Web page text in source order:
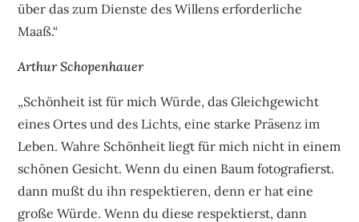
über das zum Dienste des Willens erforderliche
Maaß.“
Arthur Schopenhauer
„Schönheit ist für mich Würde, das Gleichgewicht
eines Ortes und des Lichts, eine starke Präsenz im
Leben. Wahre Schönheit liegt für mich nicht in einem
schönen Gesicht. Wenn du einen Baum fotografierst.
dann mußt du ihn respektieren, denn er hat eine
große Würde. Wenn du diese respektierst, dann